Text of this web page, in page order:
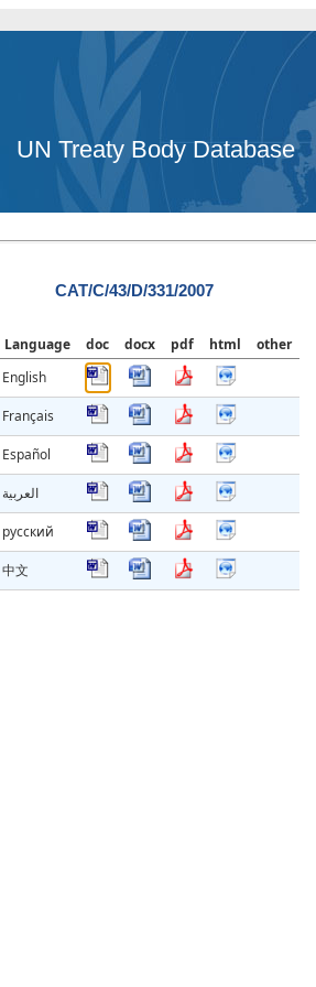
UN Treaty Body Database
CAT/C/43/D/331/2007
Language doc docx pdf html
other
English
Français
Español
العربية
русский
中文